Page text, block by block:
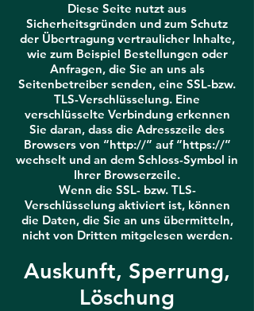
Diese Seite nutzt aus
Sicherheitsgründen und zum Schutz
der Übertragung vertraulicher Inhalte,
wie zum Beispiel Bestellungen oder
Anfragen, die Sie an uns als
Seitenbetreiber senden, eine SSL-bzw.
TLS-Verschlüsselung. Eine
verschlüsselte Verbindung erkennen
Sie daran, dass die Adresszeile des
Browsers von “http://” auf “https://”
wechselt und an dem Schloss-Symbol in
Ihrer Browserzeile.
Wenn die SSL- bzw. TLS-
Verschlüsselung aktiviert ist, können
die Daten, die Sie an uns übermitteln,
nicht von Dritten mitgelesen werden.
Auskunft, Sperrung,
Löschung